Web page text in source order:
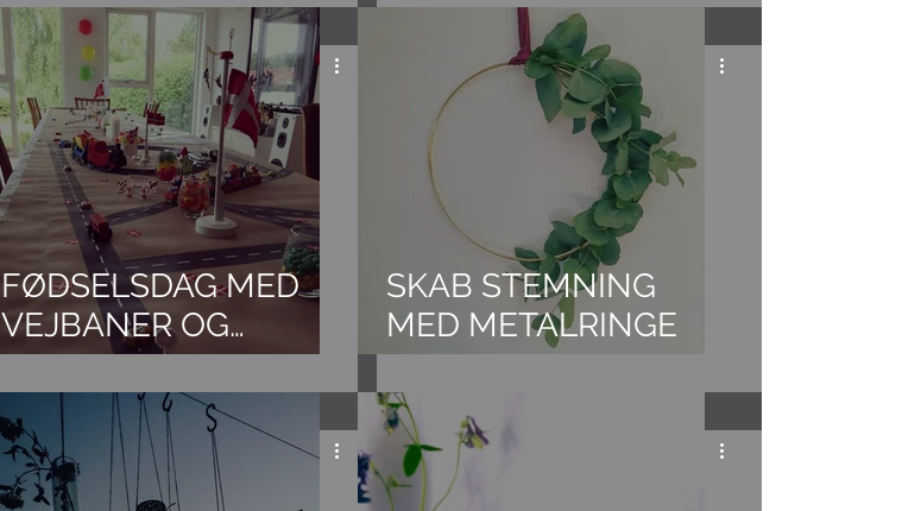
FØDSELSDAG MED
VEJBANER OG
TRAFIKLYS
SKAB STEMNING
MED METALRINGE